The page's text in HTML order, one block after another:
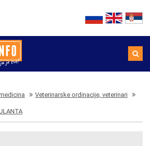
Veterinarske ordinacije, veterinari